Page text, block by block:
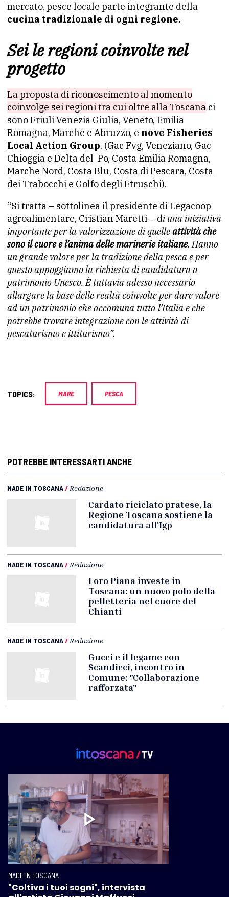
mercato, pesce locale parte integrante della
cucina tradizionale di ogni regione.
Sei le regioni coinvolte nel
progetto
La proposta di riconoscimento al momento
coinvolge sei regioni tra cui oltre alla Toscana ci
sono Friuli Venezia Giulia, Veneto, Emilia
Romagna, Marche e Abruzzo, e nove Fisheries
Local Action Group, (Gac Fvg, Veneziano, Gac
Chioggia e Delta del Po, Costa Emilia Romagna,
Marche Nord, Costa Blu, Costa di Pescara, Costa
dei Trabocchi e Golfo degli Etruschi).
“Si tratta – sottolinea il presidente di Legacoop
agroalimentare, Cristian Maretti – di una iniziativa
importante per la valorizzazione diquelleattività che
sono il cuore e l’anima delle marinerieitaliane. Hanno
un grande valore per la tradizione della pesca eper
questo appoggiamo la richiesta di candidatura a
patrimonio Unesco. È tuttavia adesso necessario
allargare la base dellerealtà coinvolte per dare valore
ad un patrimonio che accomuna tutta l’Italia e che
potrebbe trovare integrazione con leattività di
pescaturismo e ittiturismo”.
TOPICS: MARE PESCA
POTREBBE INTERESSARTI ANCHE
MADE IN TOSCANA/ Redazione
Cardato riciclato pratese, la
Regione Toscana sostiene la
candidatura all'Igp
MADE IN TOSCANA/ Redazione
Loro Piana investe in
Toscana: un nuovo polo della
pelletteria nel cuore del
Chianti
MADE IN TOSCANA/ Redazione
Gucci e il legame con
Scandicci, incontro in
Comune: "Collaborazione
rafforzata"
MADE IN TOSCANA
"Coltiva i tuoi sogni", intervista